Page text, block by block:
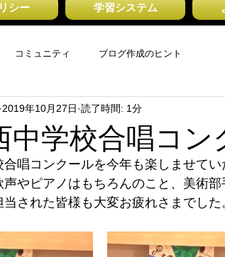
シー 学習システム
コミュニティ ブログ作成のヒント
中学校合唱コン
2019年10月27日 読了時間: 1分
合唱コンクールを今年も楽しませて
声やピアノはもちろんのこと、美術
された皆様も大変お疲れさまでした